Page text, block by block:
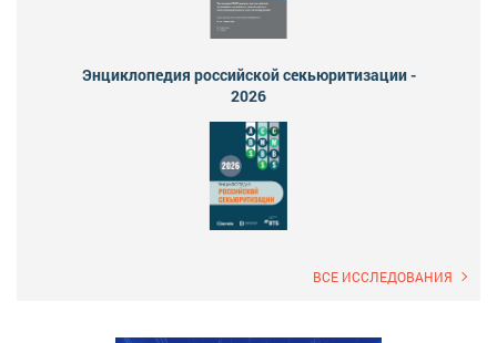
Энциклопедия российской секьюритизации -
2026
ВСЕ ИССЛЕДОВАНИЯ